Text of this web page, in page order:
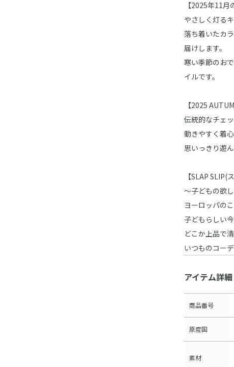
【2025年11月
やさしく灯る
落ち着いたカ
届けします。
寒い季節のお
イルです。
【2025
伝統的なチェ
動きやすく着
思いっきり遊
【SLAP
～子どもの欲
ヨーロッパの
子どもらしい
どこか上品で
いつものコー
アイテム詳細
商品番号
原産国
素材